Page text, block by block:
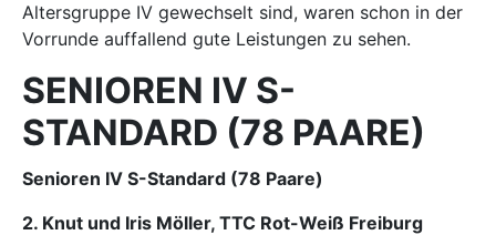
Altersgruppe IV gewechselt sind, waren schon in der
Vorrunde auffallend gute Leistungen zu sehen.
SENIOREN IV S-
STANDARD (78 PAARE)
Senioren IV S-Standard (78 Paare)
2. Knut und Iris Möller, TTC Rot-Weiß Freiburg